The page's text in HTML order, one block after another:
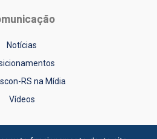
Notícias
RS na Mídia
Vídeos